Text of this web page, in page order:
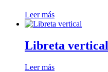
Leer más
Libreta vertical
Leer más